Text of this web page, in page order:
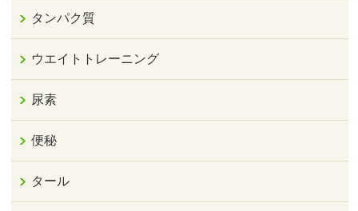
タンパク質
ウエイトトレーニング
尿素
便秘
タール